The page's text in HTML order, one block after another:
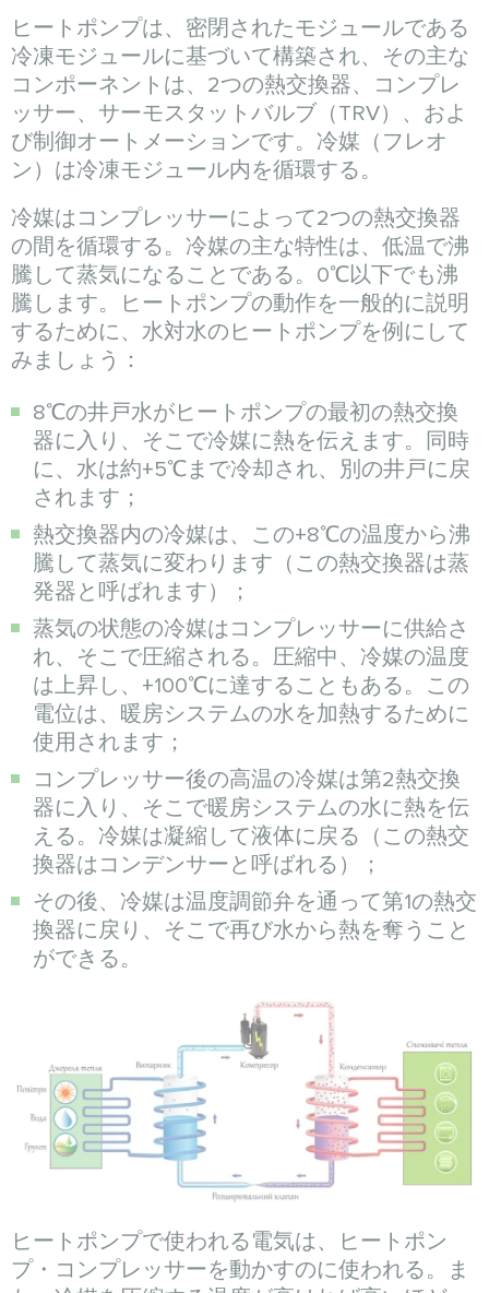
ヒートポンプは、密閉されたモジュールである
冷凍モジュールに基づいて構築され、その主な
コンポーネントは、2つの熱交換器、コンプレ
ッサー、サーモスタットバルブ（TRV）、およ
び制御オートメーションです。冷媒（フレオ
ン）は冷凍モジュール内を循環する。
冷媒はコンプレッサーによって2つの熱交換器
の間を循環する。冷媒の主な特性は、低温で沸
騰して蒸気になることである。0℃以下でも沸
騰します。ヒートポンプの動作を一般的に説明
するために、水対水のヒートポンプを例にして
みましょう：
8℃の井戸水がヒートポンプの最初の熱交換
器に入り、そこで冷媒に熱を伝えます。同時
に、水は約+5℃まで冷却され、別の井戸に戻
されます；
熱交換器内の冷媒は、この+8℃の温度から沸
騰して蒸気に変わります（この熱交換器は蒸
発器と呼ばれます）；
蒸気の状態の冷媒はコンプレッサーに供給さ
れ、そこで圧縮される。圧縮中、冷媒の温度
は上昇し、+100℃に達することもある。この
電位は、暖房システムの水を加熱するために
使用されます；
コンプレッサー後の高温の冷媒は第2熱交換
器に入り、そこで暖房システムの水に熱を伝
える。冷媒は凝縮して液体に戻る（この熱交
換器はコンデンサーと呼ばれる）；
その後、冷媒は温度調節弁を通って第1の熱交
換器に戻り、そこで再び水から熱を奪うこと
ができる。
ヒートポンプで使われる電気は、ヒートポン
プ・コンプレッサーを動かすのに使われる。ま